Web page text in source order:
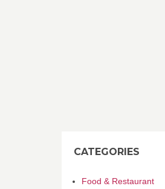
CATEGORIES
Food & Restaurant